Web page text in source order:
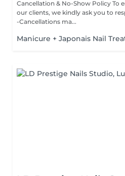
Cancellation & No-Show Policy To
our clients, we kindly ask you to
-Cancellations ma...
Manicure + Japonais Nail